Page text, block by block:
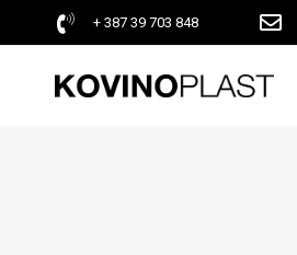
+ 387 39 703 848